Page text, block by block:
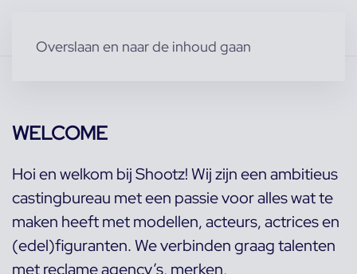
Overslaan en naar de inhoud gaan
WELCOME
Hoi en welkom bij Shootz! Wij zijn een ambitieus
castingbureau met een passie voor alles wat te
maken heeft met modellen, acteurs, actrices en
(edel)figuranten. We verbinden graag talenten
met reclame agency’s, merken,